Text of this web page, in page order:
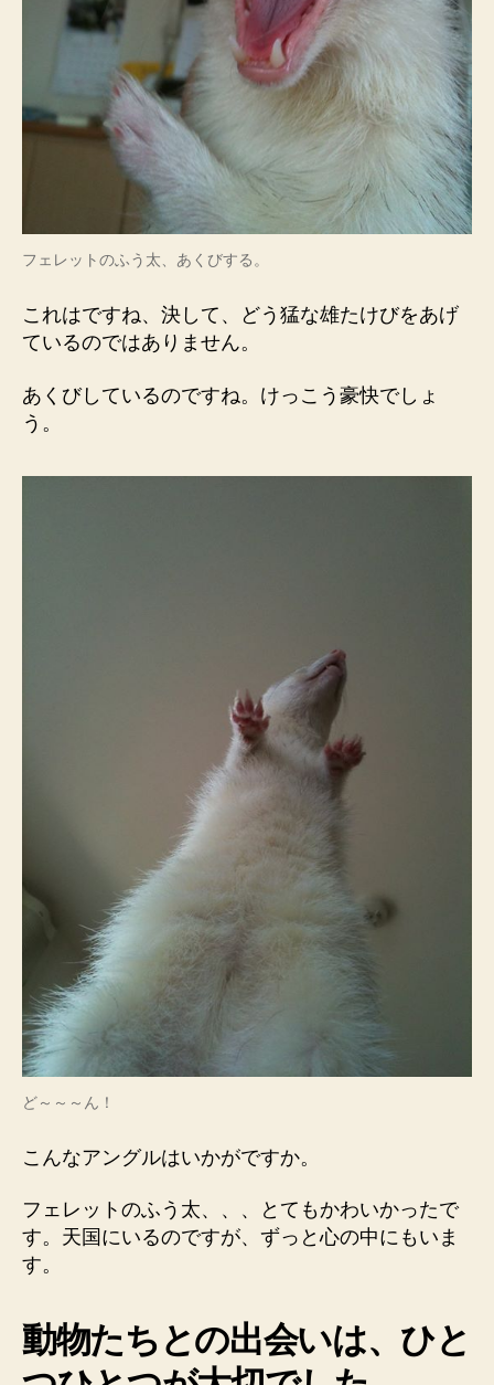
フェレットのふう太、あくびする。
これはですね、決して、どう猛な雄たけびをあげ
ているのではありません。
あくびしているのですね。けっこう豪快でしょ
う。
ど～～～ん！
こんなアングルはいかがですか。
フェレットのふう太、、、とてもかわいかったで
す。天国にいるのですが、ずっと心の中にもいま
す。
動物たちとの出会いは、ひと